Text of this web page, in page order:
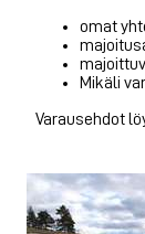
omat
Mikäli
Varausehdot